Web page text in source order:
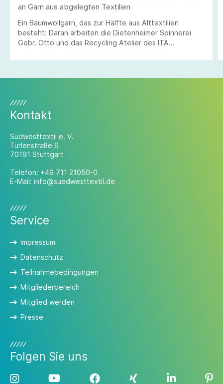
an Garn aus abgelegten Textilien
Ein Baumwollgarn, das zur Hälfte aus Alttextilien
besteht: Daran arbeiten die Dietenheimer Spinnerei
Gebr. Otto und das Recycling Atelier des ITA
Kontakt
Südwesttextil e. V.
Türlenstraße 6
70191 Stuttgart
Telefon: +49 711 21050-0
E-Mail: info@suedwesttextil.de
Service
Impressum
Datenschutz
Teilnahmebedingungen
Mitgliederbereich
Mitglied werden
Presse
Folgen Sie uns